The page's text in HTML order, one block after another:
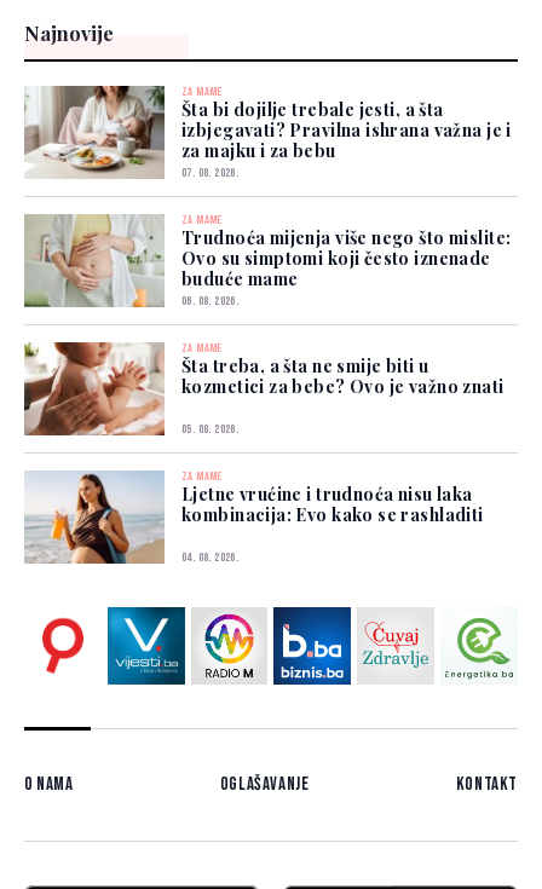
Najnovije
ZA MAME
Šta bi dojilje trebale jesti, a šta
izbjegavati? Pravilna ishrana važna je i
za majku i za bebu
07. 08. 2026.
ZA MAME
Trudnoća mijenja više nego što mislite:
Ovo su simptomi koji često iznenade
buduće mame
06. 08. 2026.
ZA MAME
Šta treba, a šta ne smije biti u
kozmetici za bebe? Ovo je važno znati
05. 08. 2026.
ZA MAME
Ljetne vrućine i trudnoća nisu laka
kombinacija: Evo kako se rashladiti
04. 08. 2026.
O nama Oglašavanje Kontakt